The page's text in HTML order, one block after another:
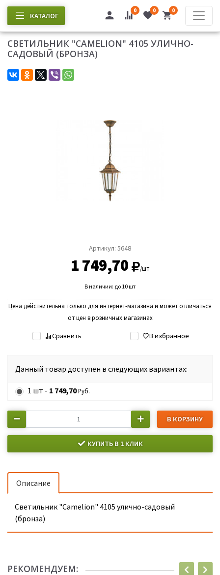
КАТАЛОГ
0 0 0
СВЕТИЛЬНИК "CAMELION" 4105 УЛИЧНО-
САДОВЫЙ (БРОНЗА)
Артикул: 5648
1 749,70 /шт
В наличии: до 10 шт
Цена действительна только для интернет-магазина и может отличаться
от цен в розничных магазинах
Сравнить В избранное
Данный товар доступен в следующих вариантах:
1 шт - 1 749,70Руб.
В КОРЗИНУ
КУПИТЬ В 1 КЛИК
Описание
Светильник "Camelion" 4105 улично-садовый
(бронза)
РЕКОМЕНДУЕМ: